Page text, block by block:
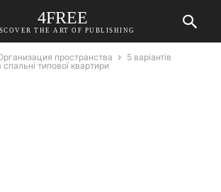
4FREE
THE ART OF PUBLISHING
пространства
5 варіантів
типової квартири